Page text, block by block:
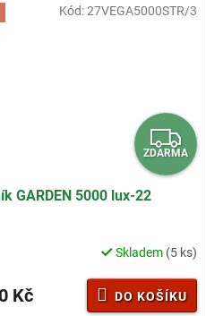
Z
D
M
A
ZDARMA
GARDEN 5000 lux-22
Skladem (5 ks)
Kč DO KOŠÍKU
Kód:27VEGA5000STR/3